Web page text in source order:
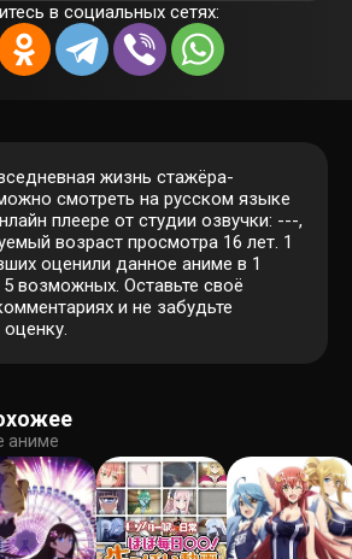
в социальных сетях:
жизнь стажёра-
смотреть на русском языке
плеере от студии озвучки: ---,
возраст просмотра 16 лет. 1
оценили данное аниме в 1
возможных. Оставьте своё
и не забудьте
аниме